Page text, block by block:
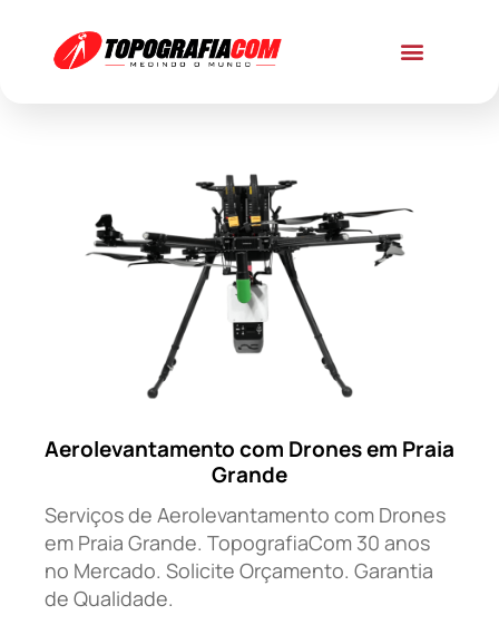
Aerolevantamento com Drones em Praia
Grande
Serviços de Aerolevantamento com Drones
em Praia Grande. TopografiaCom 30 anos
no Mercado. Solicite Orçamento. Garantia
de Qualidade.